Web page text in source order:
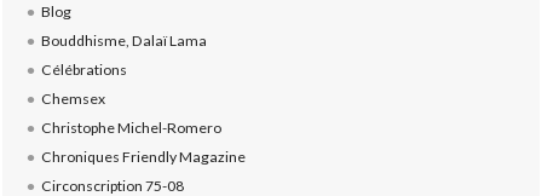
Blog
Bouddhisme, Dalaï Lama
Célébrations
Chemsex
Christophe Michel-Romero
Chroniques Friendly Magazine
Circonscription 75-08